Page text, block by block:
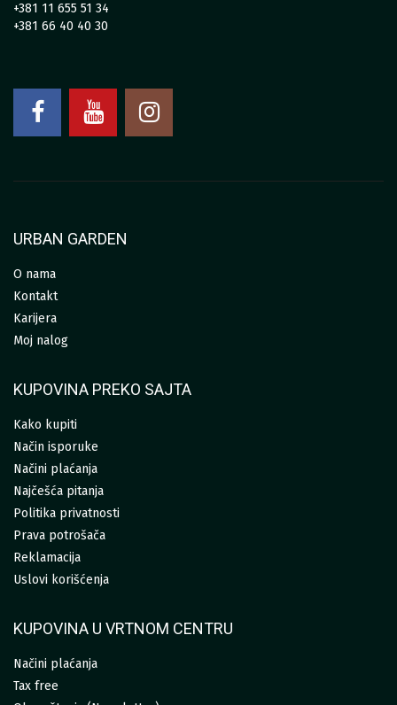
+381 11 655 51 34
+381 66 40 40 30
URBAN GARDEN
O nama
Kontakt
Karijera
Moj nalog
KUPOVINA PREKO SAJTA
Kako kupiti
Način isporuke
Načini plaćanja
Najčešća pitanja
Politika privatnosti
Prava potrošača
Reklamacija
Uslovi korišćenja
KUPOVINA U VRTNOM CENTRU
Načini plaćanja
Tax free